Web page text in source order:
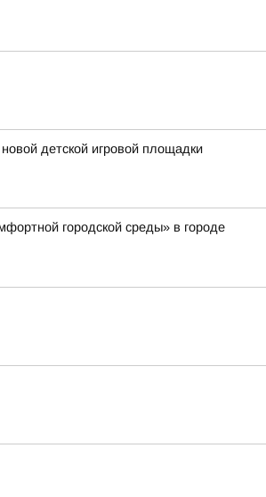
детской игровой площадки
городской среды» в городе